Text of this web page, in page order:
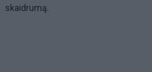
skaidrumą.